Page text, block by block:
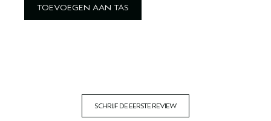
TOEVOEGEN AAN TAS
SCHRIJF DE EERSTE REVIEW